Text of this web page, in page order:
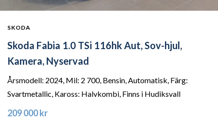
SKODA
Skoda Fabia 1.0 TSi 116hk Aut, Sov-hjul,
Kamera, Nyservad
Årsmodell: 2024, Mil: 2 700, Bensin, Automatisk, Färg:
Svartmetallic, Kaross: Halvkombi, Finns i Hudiksvall
209 000 kr